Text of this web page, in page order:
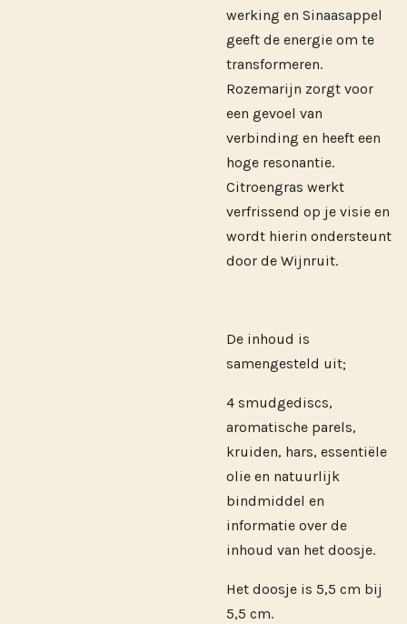
werking en Sinaasappel
geeft de energie om te
transformeren.
Rozemarijn zorgt voor
een gevoel van
verbinding en heeft een
hoge resonantie.
Citroengras werkt
verfrissend op je visie en
wordt hierin ondersteunt
door de Wijnruit.
De inhoud is
samengesteld uit;
4 smudgediscs,
aromatische parels,
kruiden, hars, essentiële
olie en natuurlijk
bindmiddel en
informatie over de
inhoud van het doosje.
Het doosje is 5,5 cm bij
5,5 cm.